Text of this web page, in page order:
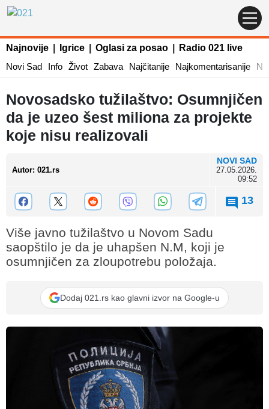
Najnovije Igrice Oglasi za posao
Radio 021 live
Novi Sad
Info Život Zabava Najčitanije Najkomentarisanije
Novosadsko tužilaštvo: Osumnjičen
da je uzeo šest miliona za projekte
koje nisu realizovali
Autor: 021.rs
NOVI SAD
27.05.2026.
09:52
13
Više javno tužilaštvo u Novom Sadu
saopštilo je da je uhapšen N.M, koji je
osumnjičen za zloupotrebu položaja.
Dodaj 021.rs kao glavni izvor na Google-u